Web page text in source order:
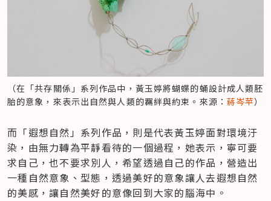
（在「共存關係」系列作品中，黃玉婷將蝴蝶的蛹設計成人類胚
胎的意象，來表示出自然與人類的羈絆與約束。來源： 蔣岑苹）
而「遐想自然」系列作品，則是代表黃玉婷面對環境汙
染，由無力轉為平靜看待的一個過程，她表示，寧可要
求自己，也不要求別人，希望透過自己的作品，營造出
一種自然意象、型態，透過美好的意象讓人去遐想自然
的美感，讓自然美好的意像回到大家的腦海中。